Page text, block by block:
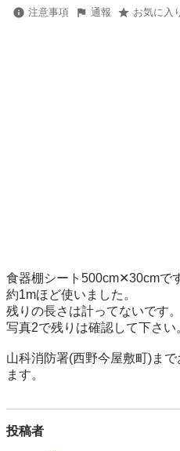
注意事項 通報 お気に入
食器棚シート500cm✕30cmで
約1mほど使いました。
残りの長さは計ってないです。
写真2で残りは確認して下さい
山科消防署(西野今屋敷町)ま
ます。
投稿者